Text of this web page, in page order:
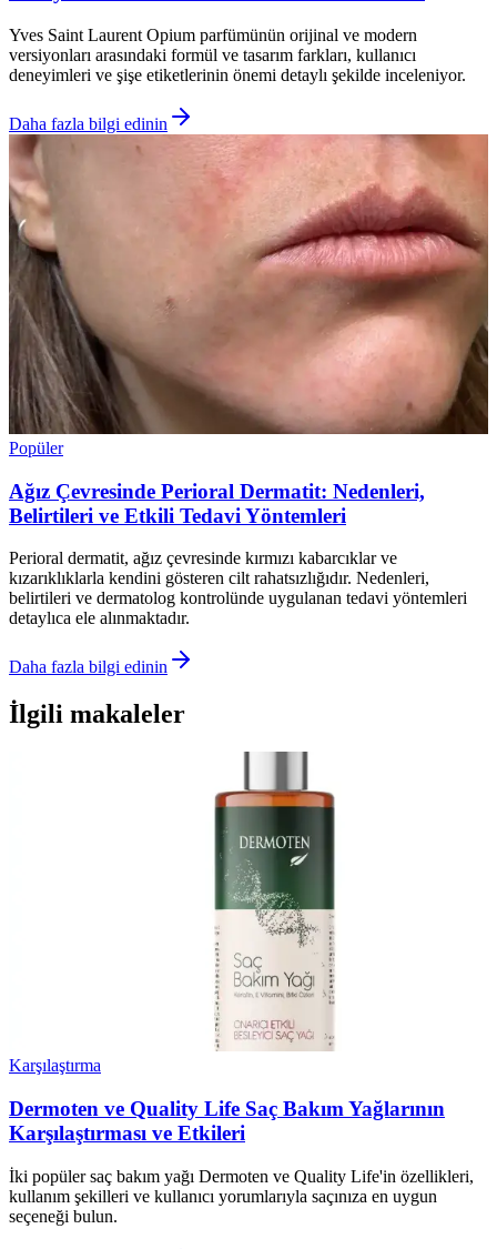
Yves Saint Laurent Opium parfümünün orijinal ve modern
versiyonları arasındaki formül ve tasarım farkları, kullanıcı
deneyimleri ve şişe etiketlerinin önemi detaylı şekilde inceleniyor.
Daha fazla bilgi edinin
Popüler
Ağız Çevresinde Perioral Dermatit: Nedenleri,
Belirtileri ve Etkili Tedavi Yöntemleri
Perioral dermatit, ağız çevresinde kırmızı kabarcıklar ve
kızarıklıklarla kendini gösteren cilt rahatsızlığıdır. Nedenleri,
belirtileri ve dermatolog kontrolünde uygulanan tedavi yöntemleri
detaylıca ele alınmaktadır.
Daha fazla bilgi edinin
İlgili makaleler
Karşılaştırma
Dermoten ve Quality Life Saç Bakım Yağlarının
Karşılaştırması ve Etkileri
İki popüler saç bakım yağı Dermoten ve Quality Life'in özellikleri,
kullanım şekilleri ve kullanıcı yorumlarıyla saçınıza en uygun
seçeneği bulun.